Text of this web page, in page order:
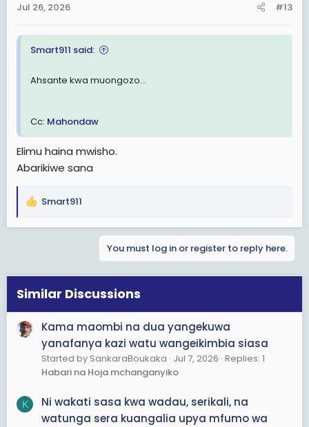
s
Jul 26, 2026 #13
Smart911 said:
Ahsante kwa muongozo...
Cc: Mahondaw
Elimu haina mwisho.
Abarikiwe sana
R
i
o
s
:
Smart911
You must log in or register to reply here.
Similar Discussions
Kama maombi na dua yangekuwa
yanafanya kazi watu wangeikimbia siasa
Started by SankaraBoukaka Jul 7, 2026 Replies: 1
Habari na Hoja mchanganyiko
K
Ni wakati sasa kwa wadau, serikali, na
watunga sera kuangalia upya mfumo wa